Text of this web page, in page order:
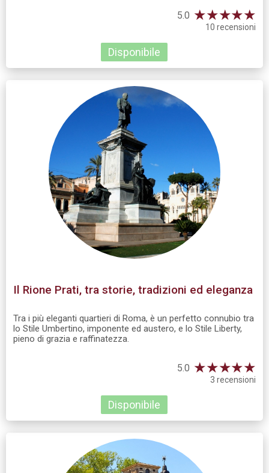
5.0 ★★★★★
10 recensioni
Disponibile
Il Rione Prati, tra storie, tradizioni ed eleganza
Tra i più eleganti quartieri di Roma, è un perfetto connubio tra
lo Stile Umbertino, imponente ed austero, e lo Stile Liberty,
pieno di grazia e raffinatezza.
5.0 ★★★★★
3 recensioni
Disponibile